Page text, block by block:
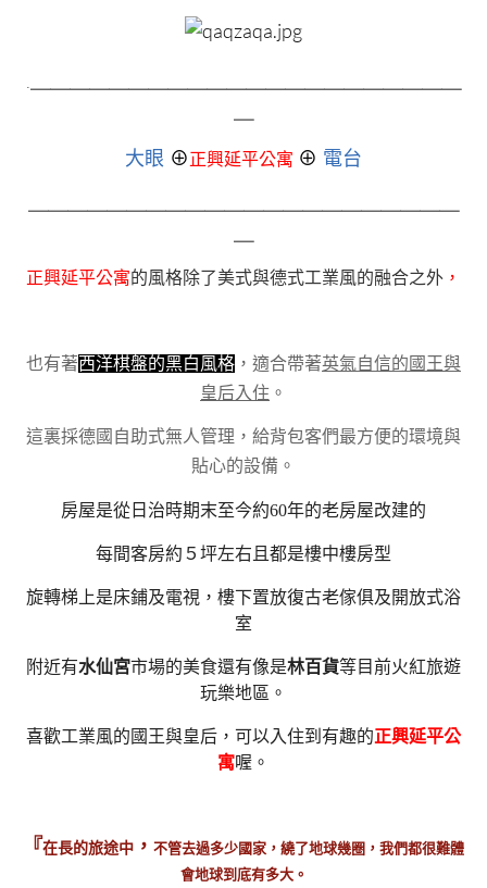
.
大眼 ⊕正興延平公寓 ⊕ 電台
正興延平公寓的風格除了美式與德式工業風的融合之外 ，
也有著西洋棋盤的黑白風格 ，適合帶著英氣自信的國王與
皇后入住 。
這裏採德國自助式無人管理，給背包客們最方便的環境與
貼心的設備。
房屋是從日治時期末至今約60年的老房屋改建的
每間客房約５坪左右且都是樓中樓房型
旋轉梯上是床鋪及電視，樓下置放復古老傢俱及開放式浴
室
附近有水仙宮市場的美食還有像是林百貨等目前火紅旅遊
玩樂地區。
喜歡工業風的國王與皇后，可以入住到有趣的正興延平公
寓喔。
『 在長的旅途中 ， 不管去過多少國家，繞了地球幾圈，我們都很難體
會地球到底有多大。